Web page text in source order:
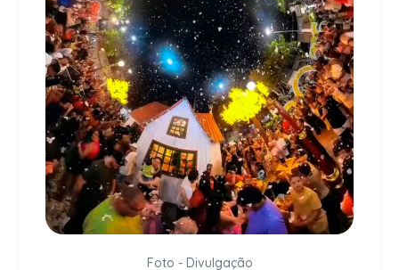
Foto - Divulgação